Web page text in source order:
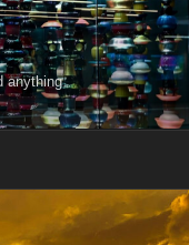
anything